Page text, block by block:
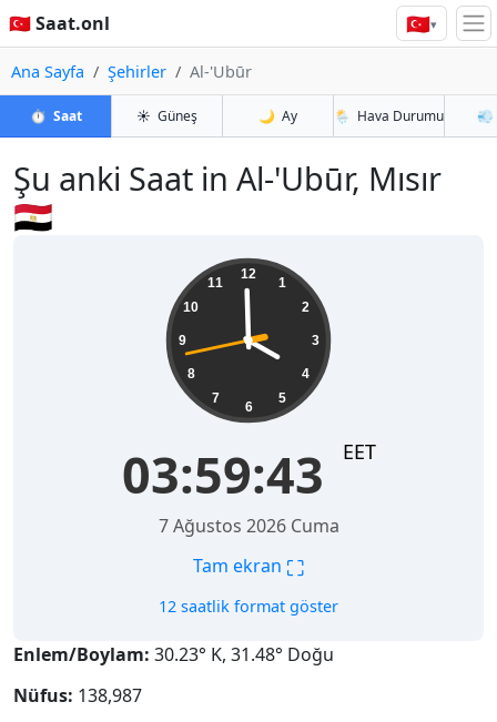
🇹🇷 Saat.onl 🇹🇷▾
Ana Sayfa Şehirler Al-'Ubūr
⏱️ Saat ☀️ Güneş 🌙 Ay 🌦️ Hava Durumu 💨
Şu anki Saat in Al-'Ubūr, Mısır
🇪🇬
12
1
2
3
4
5
6
7
8
9
10
11
03:59:43 EET
7 Ağustos 2026 Cuma
Tam ekran ⛶
12 saatlik format göster
Enlem/Boylam: 30.23° K, 31.48° Doğu
Nüfus: 138,987